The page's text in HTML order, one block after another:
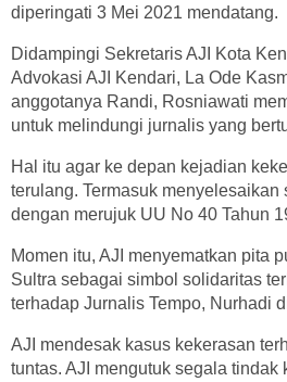
diperingati 3 Mei 2021 mendatang.
Didampingi Sekretaris AJI Kota
Advokasi AJI Kendari, La Ode
anggotanya Randi, Rosniawati
untuk melindungi jurnalis yang
Hal itu agar ke depan kejadian
terulang. Termasuk menyelesaikan
dengan merujuk UU No 40 Tahun
Momen itu, AJI menyematkan pita
Sultra sebagai simbol solidaritas
terhadap Jurnalis Tempo, Nurhadi
AJI mendesak kasus kekerasan
tuntas. AJI mengutuk segala tindak